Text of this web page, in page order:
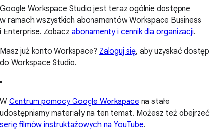
Google Workspace Studio jest teraz ogólnie dostępne
w ramach wszystkich abonamentów Workspace Business
i Enterprise. Zobacz abonamenty i cennik dla organizacji.
Masz już konto Workspace? Zaloguj się, aby uzyskać dostęp
do Workspace Studio.
W Centrum pomocy Google Workspace na stałe
udostępniamy materiały na ten temat. Możesz też obejrzeć
serię filmów instruktażowych na YouTube.